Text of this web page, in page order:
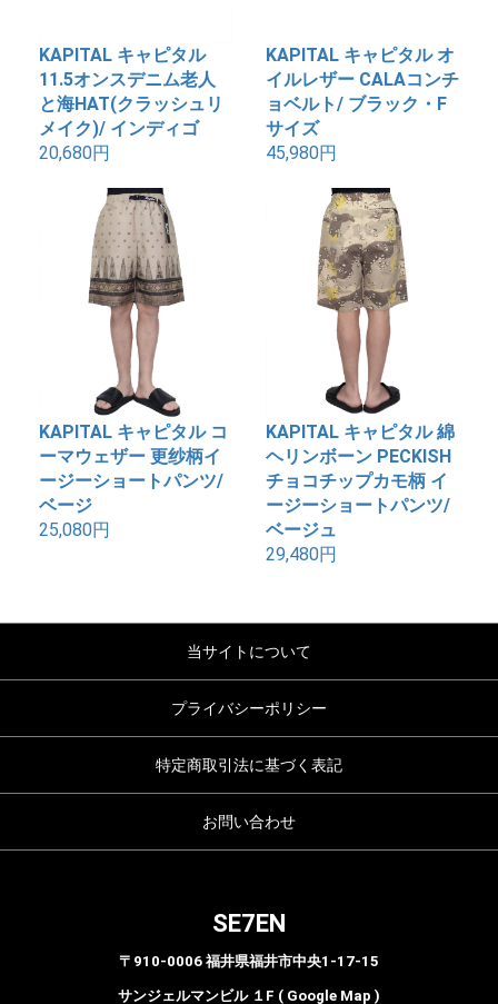
KAPITAL キャピタル
11.5オンスデニム老人
と海HAT(クラッシュリ
メイク)/ インディゴ
20,680円
KAPITAL キャピタル オ
イルレザー CALAコンチ
ョベルト/ ブラック・F
サイズ
45,980円
KAPITAL キャピタル コ
ーマウェザー 更纱柄イ
ージーショートパンツ/
ベージ
25,080円
KAPITAL キャピタル 綿
ヘリンボーン PECKISH
チョコチップカモ柄 イ
ージーショートパンツ/
ベージュ
29,480円
当サイトについて
プライバシーポリシー
特定商取引法に基づく表記
お問い合わせ
SE7EN
〒910-0006 福井県福井市中央1-17-15
サンジェルマンビル １F ( Google Map )